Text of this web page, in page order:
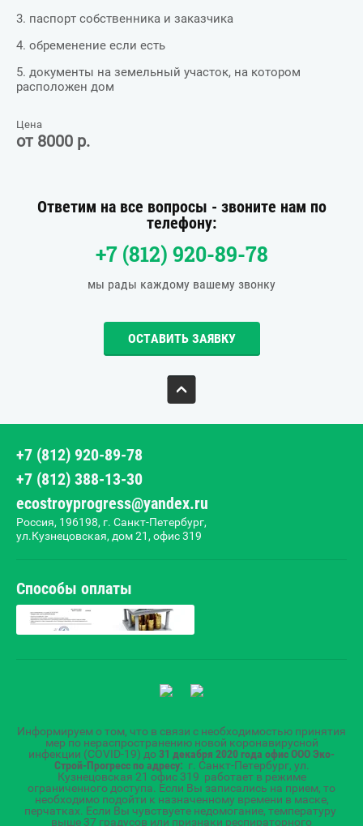
3. паспорт собственника и заказчика
4. обременение если есть
5. документы на земельный участок, на котором
расположен дом
Цена
от 8000 р.
Ответим на все вопросы - звоните нам по
телефону:
+7 (812) 920-89-78
мы рады каждому вашему звонку
ОСТАВИТЬ ЗАЯВКУ
+7 (812) 920-89-78
+7 (812) 388-13-30
ecostroyprogress@yandex.ru
Россия, 196198, г. Санкт-Петербург,
ул.Кузнецовская, дом 21, офис 319
Способы оплаты
Информируем о том, что в связи с необходимостью принятия
мер по нераспространению новой коронавирусной
инфекции (COVID-19) до31 декабря 2020 года офис ООО Эко-
Строй-Прогресс по адресу: г. Санкт-Петербург, ул.
Кузнецовская 21 офис 319 работает в режиме
ограниченного доступа. Если Вы записались на прием, то
необходимо подойти к назначенному времени в маске,
перчатках. Если Вы чувствуете недомогание, температуру
выше 37 градусов или признаки респираторного